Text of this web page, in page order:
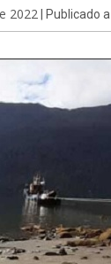
2022 | Publicado